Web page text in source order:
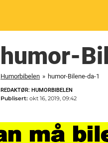
humor-
Humorbibelen » humor-Bilene-da-1
REDAKTØR: HUMORBIBELEN
Publisert: okt 16, 2019, 09:42